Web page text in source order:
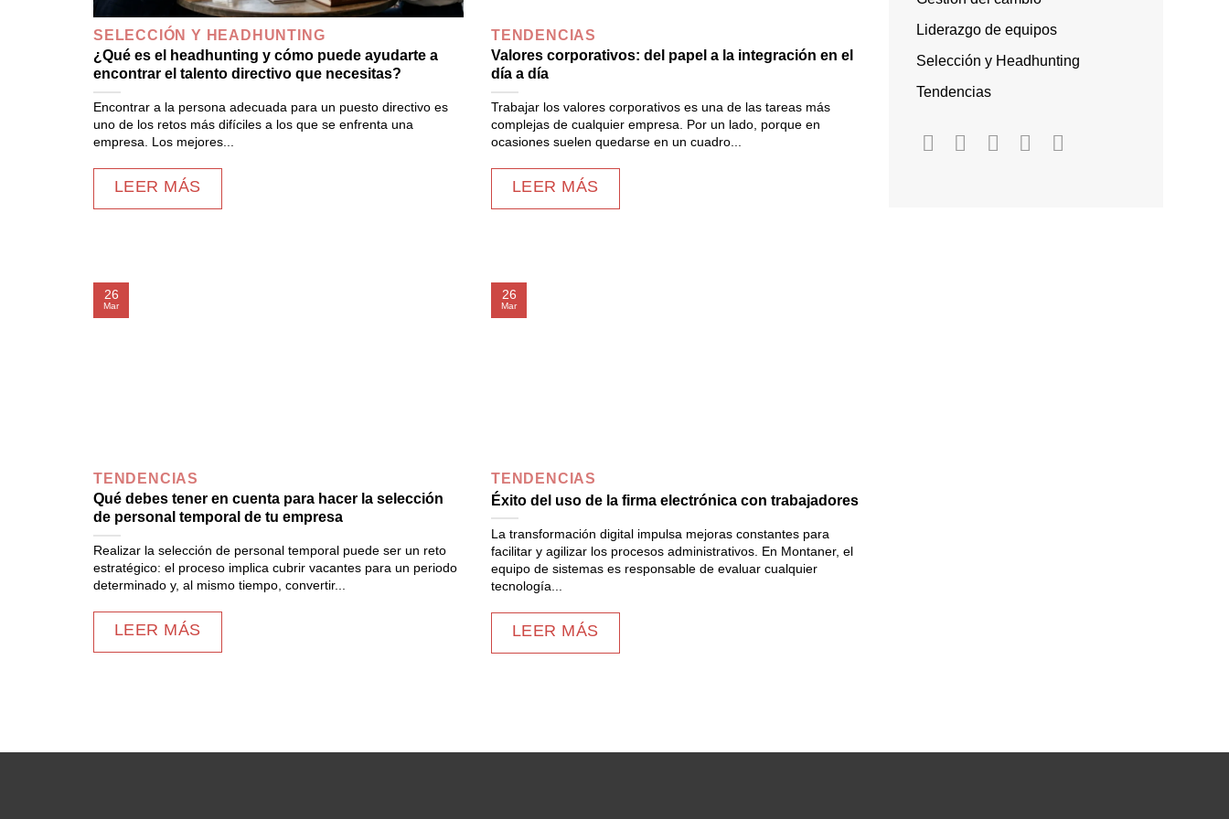
SELECCIÓN Y HEADHUNTING
¿Qué es el headhunting y cómo puede ayudarte a
encontrar el talento directivo que necesitas?
Encontrar a la persona adecuada para un puesto directivo es
uno de los retos más difíciles a los que se enfrenta una
empresa. Los mejores...
LEER MÁS
TENDENCIAS
Valores corporativos: del papel a la integración en el
día a día
Trabajar los valores corporativos es una de las tareas más
complejas de cualquier empresa. Por un lado, porque en
ocasiones suelen quedarse en un cuadro...
LEER MÁS
TENDENCIAS
Qué debes tener en cuenta para hacer la selección
de personal temporal de tu empresa
Realizar la selección de personal temporal puede ser un reto
estratégico: el proceso implica cubrir vacantes para un periodo
determinado y, al mismo tiempo, convertir...
LEER MÁS
26
Mar
TENDENCIAS
Éxito del uso de la firma electrónica con trabajadores
La transformación digital impulsa mejoras constantes para
facilitar y agilizar los procesos administrativos. En Montaner, el
equipo de sistemas es responsable de evaluar cualquier
tecnología...
LEER MÁS
26
Mar
Liderazgo de equipos
Selección y Headhunting
Tendencias